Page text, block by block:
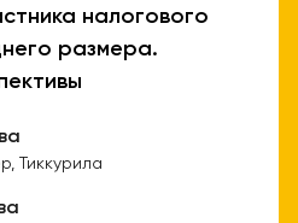
налогового
размера.
Тиккурила